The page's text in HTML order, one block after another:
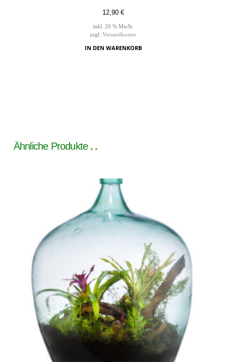
12,90 €
inkl. 20 % MwSt.
zzgl. Versandkosten
IN DEN WARENKORB
Ähnliche Produkte